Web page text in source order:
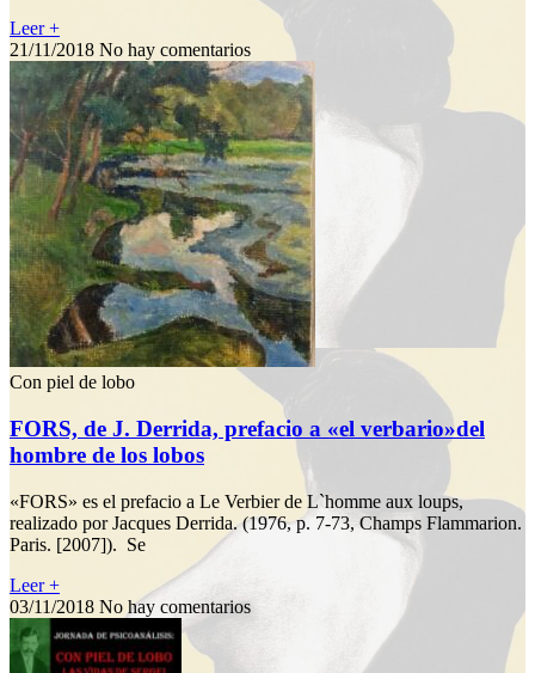
Leer +
21/11/2018 No hay comentarios
Con piel de lobo
FORS, de J. Derrida, prefacio a «el verbario»del
hombre de los lobos
«FORS» es el prefacio a Le Verbier de L`homme aux loups,
realizado por Jacques Derrida. (1976, p. 7-73, Champs Flammarion.
Paris. [2007]). Se
Leer +
03/11/2018 No hay comentarios